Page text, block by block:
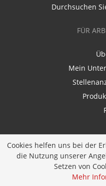
Durchsuchen
FÜR
Mein
JOBIQO
Cookies helfen uns bei der
die Nutzung unserer
Setzen von
Mehr